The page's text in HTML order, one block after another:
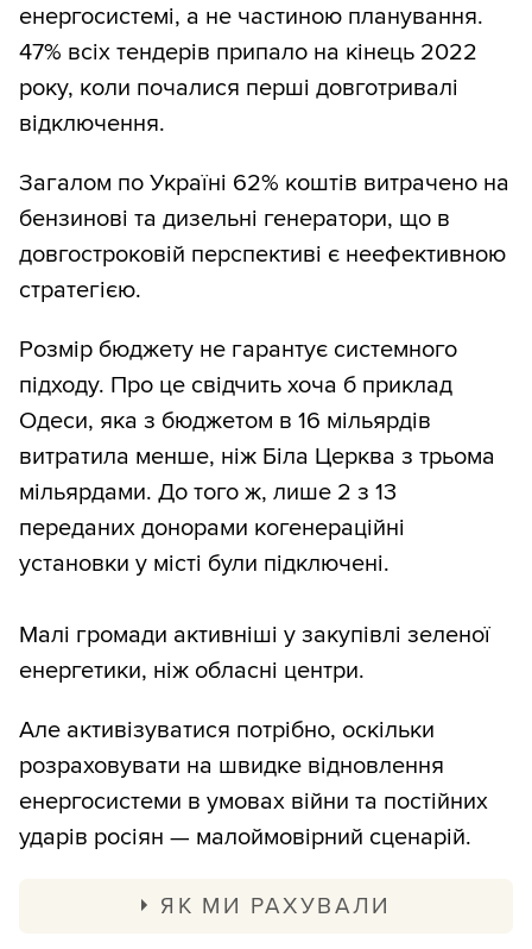
енергосистемі, а не частиною планування.
47% всіх тендерів припало на кінець 2022
року, коли почалися перші довготривалі
відключення.
Загалом по Україні 62% коштів витрачено на
бензинові та дизельні генератори, що в
довгостроковій перспективі є неефективною
стратегією.
Розмір бюджету не гарантує системного
підходу. Про це свідчить хоча б приклад
Одеси, яка з бюджетом в 16 мільярдів
витратила менше, ніж Біла Церква з трьома
мільярдами. До того ж, лише 2 з 13
переданих донорами когенераційні
установки у місті були підключені.
Малі громади активніші у закупівлі зеленої
енергетики, ніж обласні центри.
Але активізуватися потрібно, оскільки
розраховувати на швидке відновлення
енергосистеми в умовах війни та постійних
ударів росіян — малоймовірний сценарій.
ЯК МИ РАХУВАЛИ